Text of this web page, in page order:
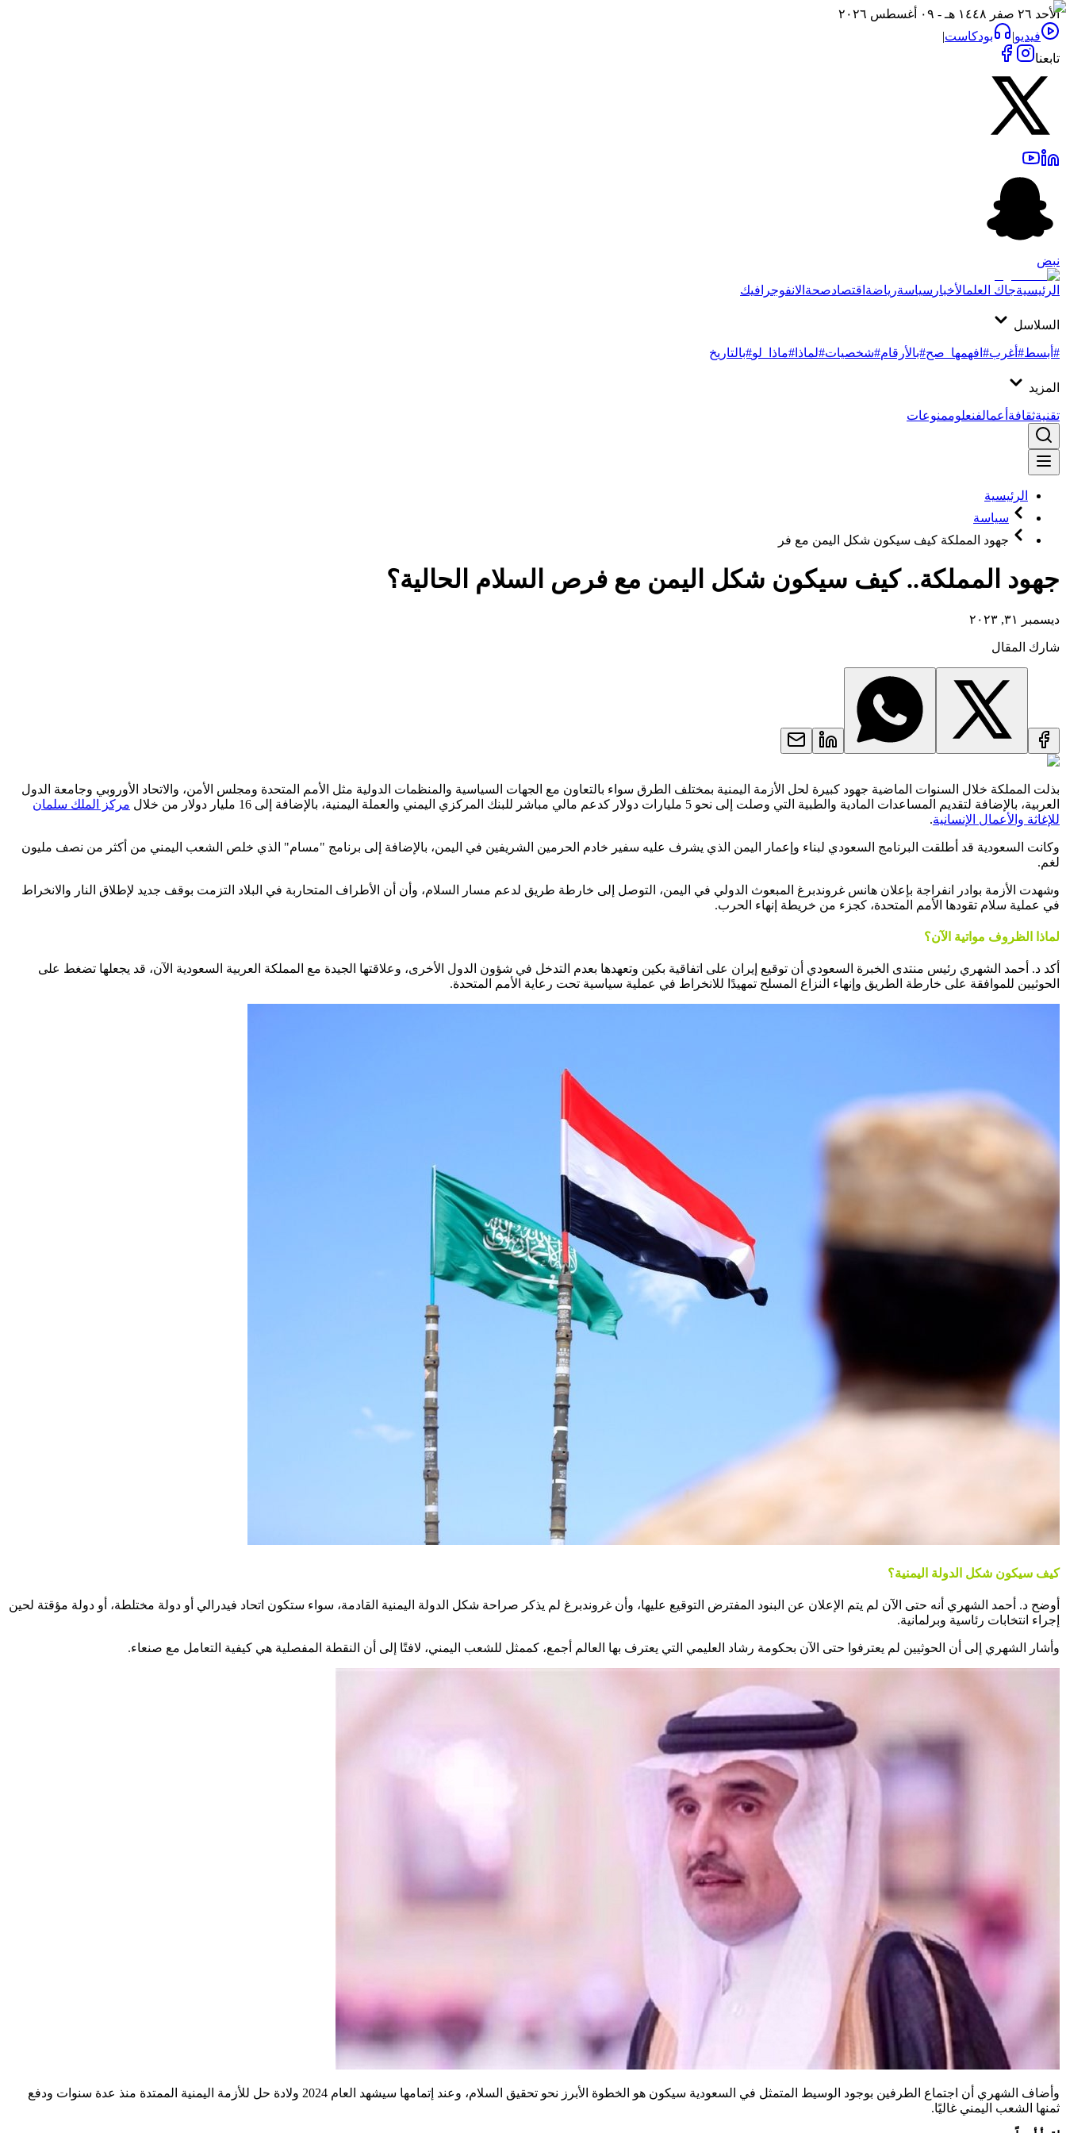
الأحد ٢٦ صفر ١٤٤٨ هـ - ٠٩ أغسطس ٢٠٢٦
فيديو| بودكاست|
تابعنا
نبض
الرئيسيةجاك العلمالأخبار سياسةرياضة اقتصادصحة الانفوجرافيك
السلاسل
#أبسط#أغرب#افهمها_صح#بالأرقام#شخصيات#لماذا #ماذا_لو#بالتاريخ
المزيد
تقنيةثقافة أعمالفنعلوممنوعات
الرئيسية
سياسة
جهود المملكة كيف سيكون شكل اليمن مع فر
جهود المملكة.. كيف سيكون شكل اليمن مع فرص السلام الحالية؟
ديسمبر ٣١, ٢٠٢٣
شارك المقال
بذلت المملكة خلال السنوات الماضية جهود كبيرة لحل الأزمة اليمنية بمختلف الطرق سواء بالتعاون مع الجهات السياسية والمنظمات الدولية مثل الأمم المتحدة ومجلس الأمن، والاتحاد الأوروبي وجامعة الدول
العربية، بالإضافة لتقديم المساعدات المادية والطبية التي وصلت إلى نحو 5 مليارات دولار كدعم مالي مباشر للبنك المركزي اليمني والعملة اليمنية، بالإضافة إلى 16 مليار دولار من خلال
مركز الملك سلمان
للإغاثة والأعمال الإنسانية.
وكانت السعودية قد أطلقت البرنامج السعودي لبناء وإعمار اليمن الذي يشرف عليه سفير خادم الحرمين الشريفين في اليمن، بالإضافة إلى برنامج "مسام" الذي خلص الشعب اليمني من أكثر من نصف مليون
لغم.
وشهدت الأزمة بوادر انفراجة بإعلان هانس غروندبرغ المبعوث الدولي في اليمن، التوصل إلى خارطة طريق لدعم مسار السلام، وأن أن الأطراف المتحاربة في البلاد التزمت بوقف جديد لإطلاق النار والانخراط
في عملية سلام تقودها الأمم المتحدة، كجزء من خريطة إنهاء الحرب.
لماذا الظروف مواتية الآن؟
أكد د. أحمد الشهري رئيس منتدى الخبرة السعودي أن توقيع إيران على اتفاقية بكين وتعهدها بعدم التدخل في شؤون الدول الأخرى، وعلاقتها الجيدة مع المملكة العربية السعودية الآن، قد يجعلها تضغط على
الحوثيين للموافقة على خارطة الطريق وإنهاء النزاع المسلح تمهيدًا للانخراط في عملية سياسية تحت رعاية الأمم المتحدة.
كيف سيكون شكل الدولة اليمنية؟
أوضح د. أحمد الشهري أنه حتى الآن لم يتم الإعلان عن البنود المفترض التوقيع عليها، وأن غروندبرغ لم يذكر صراحة شكل الدولة اليمنية القادمة، سواء ستكون اتحاد فيدرالي أو دولة مختلطة، أو دولة مؤقتة لحين
إجراء انتخابات رئاسية وبرلمانية.
وأشار الشهري إلى أن الحوثيين لم يعترفوا حتى الآن بحكومة رشاد العليمي التي يعترف بها العالم أجمع، كممثل للشعب اليمني، لافتًا إلى أن النقطة المفصلية هي كيفية التعامل مع صنعاء.
وأضاف الشهري أن اجتماع الطرفين بوجود الوسيط المتمثل في السعودية سيكون هو الخطوة الأبرز نحو تحقيق السلام، وعند إتمامها سيشهد العام 2024 ولادة حل للأزمة اليمنية الممتدة منذ عدة سنوات ودفع
ثمنها الشعب اليمني غاليًا.